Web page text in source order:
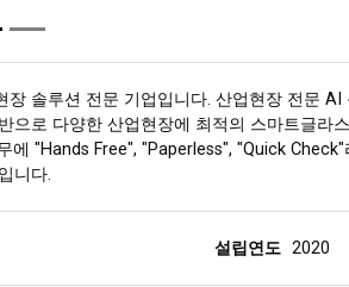
장 솔루션 전문 기업입니다. 산업현장 전문 AI
으로 다양한 산업현장에 최적의 스마트글라
에 "Hands Free", "Paperless", "Quick
니다.
설립연도 2020